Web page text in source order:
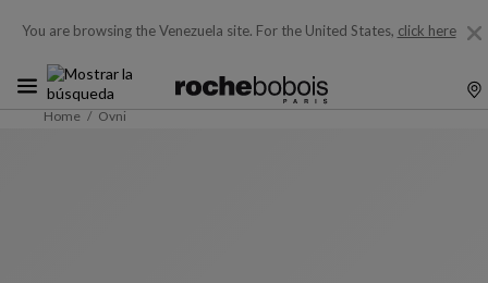
You are browsing the Venezuela site. For the United States, click here
Home Ovni